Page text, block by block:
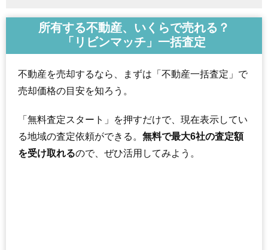
所有する不動産、いくらで売れる？
「リビンマッチ」一括査定
不動産を売却するなら、まずは「不動産一括査定」で
売却価格の目安を知ろう。
「無料査定スタート」を押すだけで、現在表示してい
る地域の査定依頼ができる。 無料で最大6社の査定額
を受け取れるので、ぜひ活用してみよう。